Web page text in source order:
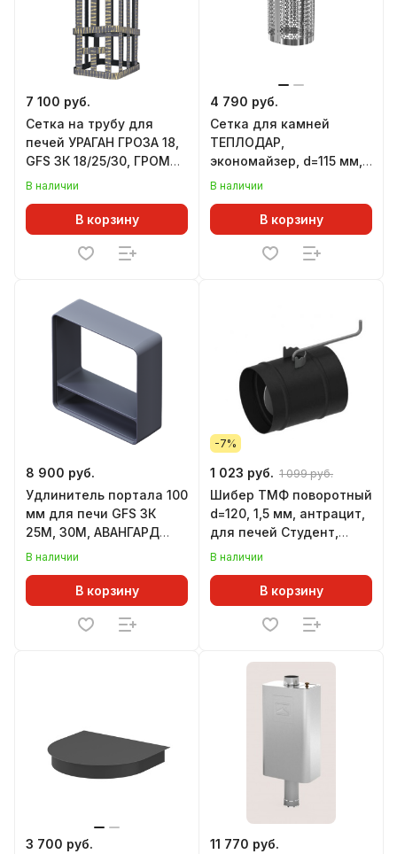
7 100 руб.
Сетка на трубу для
печей УРАГАН ГРОЗА 18,
GFS ЗК 18/25/30, ГРОМ
30, 250х250х750 мм, под
В наличии
В корзину
4 790 руб.
Сетка для камней
ТЕПЛОДАР,
экономайзер, d=115 мм,
L=450 мм
В наличии
В корзину
8 900 руб.
Удлинитель портала 100
мм для печи GFS ЗК
25М, 30М, АВАНГАРД
24М, 25М
В наличии
В корзину
-7%
1 023 руб. 1 099 руб.
Шибер ТМФ поворотный
d=120, 1,5 мм, антрацит,
для печей Студент,
Инженер, Гимназист,
Огонь-батарея, Лайт
В наличии
В корзину
3 700 руб.
11 770 руб.